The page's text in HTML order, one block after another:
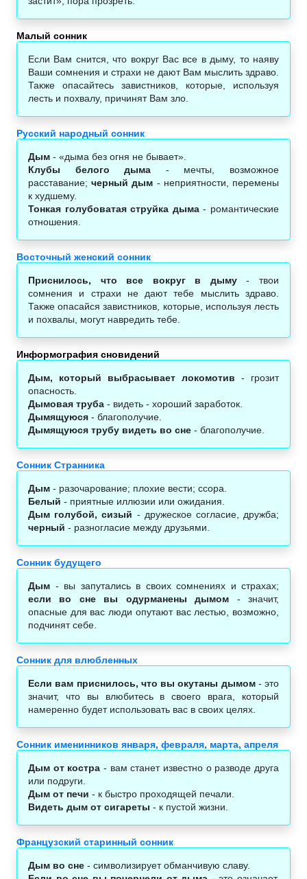
Малый сонник‎
Если Вам снится, что вокруг Вас все в дыму, то наяву
Ваши сомнения и страхи не дают Вам мыслить здраво.
Также опасайтесь завистников, которые, используя
лесть и похвалу, причинят Вам зло.
Русский народный сонник
Дым - «дыма без огня не бывает».
Клубы белого дыма - мечты, возможное
расставание;черный дым - неприятности, перемены
к худшему.
Тонкая голубоватая струйка дыма- романтические
отношения.
Восточный женский сонник
Приснилось, что все вокруг в дыму- твои
сомнения и страхи не дают тебе мыслить здраво.
Также опасайся завистников, которые, используя лесть
и похвалы, могут навредить тебе.
Информография сновидений
Дым, который выбрасывает локомотив - грозит
опасность.
Дымовая труба - видеть - хороший заработок.
Дымящуюся - благополучие.
Дымящуюся трубу видеть во сне - благополучие.
Сонник Странника
Дым - разочарование; плохие вести; ссора.
Белый - приятные иллюзии или ожидания.
Дым голубой, сизый - дружеское согласие, дружба;
черный - разногласие между друзьями.
Сонник будущего
Дым - вы запутались в своих сомнениях и страхах;
если во сне вы одурманены дымом - значит,
опасные для вас люди опутают вас лестью, возможно,
подчинят себе.
Сонник для влюбленных
Если вам приснилось, что вы окутаны дымом- это
значит, что вы влюбитесь в своего врага, который
намеренно будет использовать вас в своих целях.
Сонник именинников января, февраля, марта, апреля
Дым от костра - вам станет известно о разводе друга
или подруги.
Дым от печи - к быстро проходящей печали.
Видеть дым от сигареты - к пустой жизни.
Французский старинный сонник
Дым во сне - символизирует обманчивую славу.